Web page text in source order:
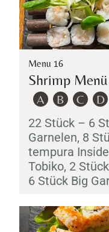
Menu 16
Shrimp Menü
A B C D
22 Stück – 6
Garnelen, 8
tempura
Tobiko, 2
6 Stück Big